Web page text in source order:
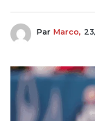
Par Marco,